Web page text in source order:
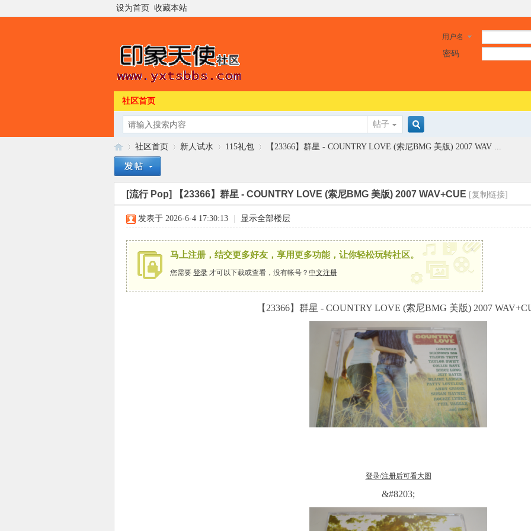
设为首页 收藏本站
用户名
密码
社区首页
帖子
搜
索
»
社区首页
›
新人试水
›
115礼包
›
【23366】群星 - COUNTRY LOVE (索尼BMG 美版) 2007 WAV ...
[流行 Pop] 【23366】群星 - COUNTRY LOVE (索尼BMG 美版) 2007 WAV+CUE [复制链接]
发表于 2026-6-4 17:30:13 显示全部楼层
马上注册，结交更多好友，享用更多功能，让你轻松玩转社区。
您需要 登录 才可以下载或查看，没有帐号？ 中文注册
x
【23366】群星 - COUNTRY LOVE (索尼BMG 美版) 2007
登录/注册后可看大图
&#8203;